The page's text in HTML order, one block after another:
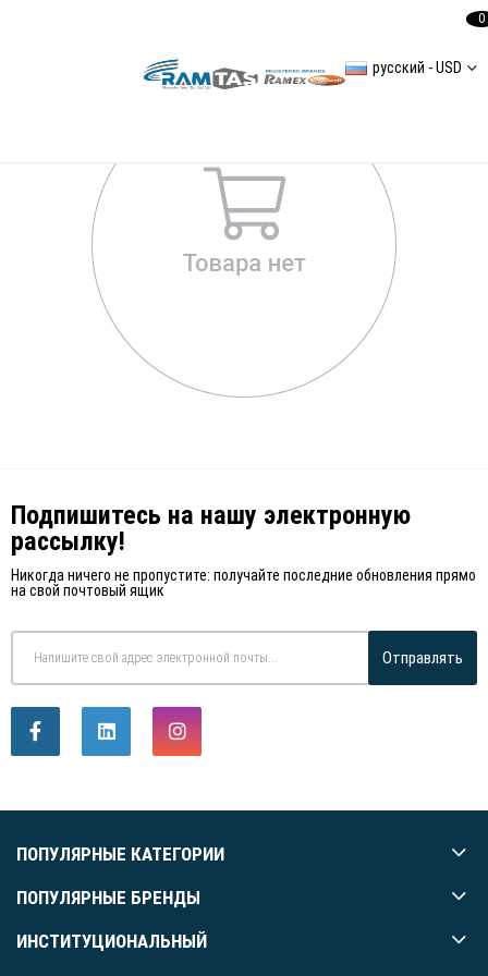
русский - USD
0
Подпишитесь на нашу электронную
рассылку!
Никогда ничего не пропустите: получайте последние обновления прямо
на свой почтовый ящик
Отправлять
ПОПУЛЯРНЫЕ КАТЕГОРИИ
ПОПУЛЯРНЫЕ БРЕНДЫ
ИНСТИТУЦИОНАЛЬНЫЙ